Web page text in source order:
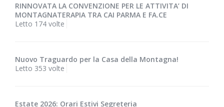
RINNOVATA LA CONVENZIONE PER LE ATTIVITA’ DI
MONTAGNATERAPIA TRA CAI PARMA E FA.CE
Letto 174 volte
Nuovo Traguardo per la Casa della Montagna!
Letto 353 volte
Estate 2026: Orari Estivi Segreteria